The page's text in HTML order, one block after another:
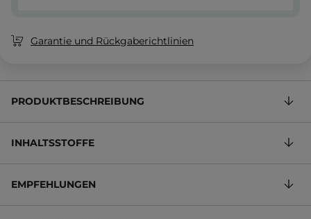
Garantie und Rückgaberichtlinien
PRODUKTBESCHREIBUNG
INHALTSSTOFFE
EMPFEHLUNGEN